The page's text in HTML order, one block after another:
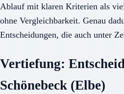
Ablauf mit klaren Kriterien als
ohne Vergleichbarkeit. Genau
Entscheidungen, die auch unter
Vertiefung:
Schönebeck (Elbe)